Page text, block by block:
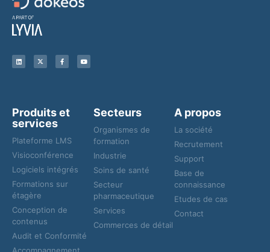
Produits et
services
Plateforme LMS
Visioconférence
Logiciels intégrés
Formations sur
étagère
Conception de
contenus
Audit et Conformité
Accompagnement
Secteurs
Organismes de
formation
Industrie
Soins de santé
Secteur
pharmaceutique
Services
Commerces de détail
A propos
La société
Recrutement
Support
Base de
connaissance
Etudes de cas
Contact